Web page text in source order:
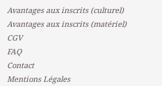
Avantages aux inscrits (culturel)
Avantages aux inscrits (matériel)
CGV
FAQ
Contact
Mentions Légales